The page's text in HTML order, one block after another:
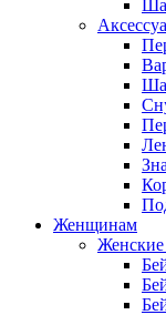
Женщинам
Женские